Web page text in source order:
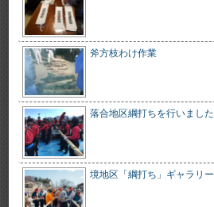
斧方枝わけ作業
落合地区綱打ちを行いました
境地区「綱打ち」ギャラリー